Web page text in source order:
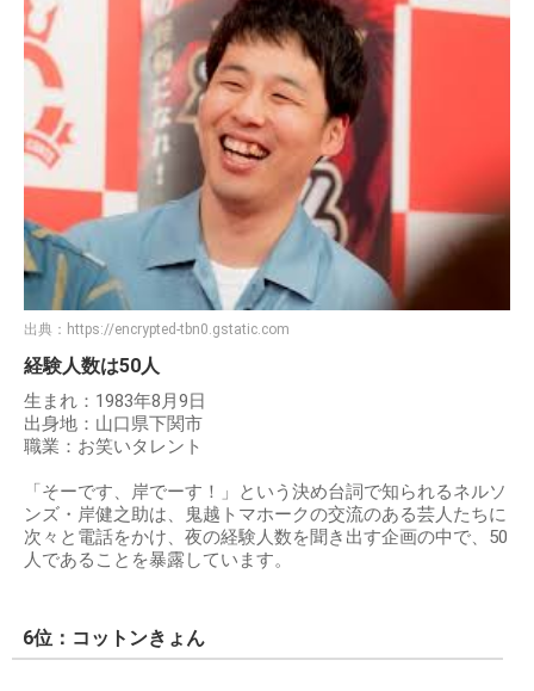
出典： https://encrypted-tbn0.gstatic.com
経験人数は50人
生まれ：1983年8月9日
出身地：山口県下関市
職業：お笑いタレント
「そーです、岸でーす！」という決め台詞で知られるネルソ
ンズ・岸健之助は、鬼越トマホークの交流のある芸人たちに
次々と電話をかけ、夜の経験人数を聞き出す企画の中で、50
人であることを暴露しています。
6位：コットンきょん